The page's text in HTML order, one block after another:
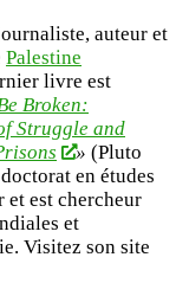
auteur et
Palestine
livre est
Broken:
Struggle and
» (Pluto
en études
et est chercheur
et
Visitez son site